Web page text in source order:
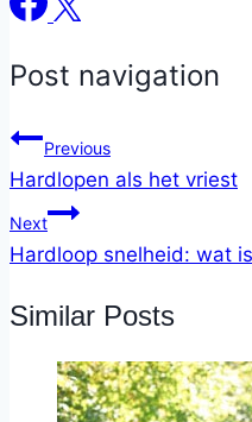
Post navigation
Previous
Hardlopen als het vriest
Next
Hardloop snelheid: wat
Similar Posts